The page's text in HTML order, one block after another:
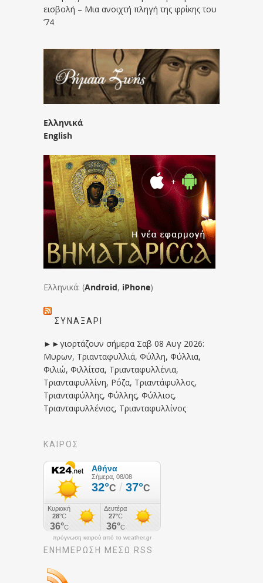
εισβολή – Μια ανοιχτή πληγή της φρίκης του
’74
Ελληνικά
English
Ελληνικά: (Android, iPhone)
ΣΥΝΑΞΆΡΙ
►►γιορτάζουν σήμερα Σαβ 08 Αυγ 2026:
Μυρων, Τριανταφυλλιά, Φύλλη, Φύλλια,
Φιλιώ, Φιλλίτσα, Τριανταφυλλένια,
Τριανταφυλλίνη, Ρόζα, Τριαντάφυλλος,
Τριανταφύλλης, Φύλλης, Φύλλιος,
Τριανταφυλλένιος, Τριανταφυλλίνος
ΚΑΙΡΟΣ
πρόγνωση καιρού από το weather.gr
ΕΝΗΜΈΡΩΣΉ ΜΕΣΩ RSS